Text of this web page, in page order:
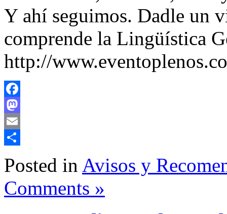
Y ahí seguimos. Dadle un
comprende la Lingüística
http://
Facebook
Mastodon
Email
Posted in Avisos y
Comments »